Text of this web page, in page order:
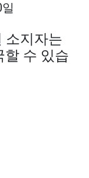
소지자는
할 수 있습